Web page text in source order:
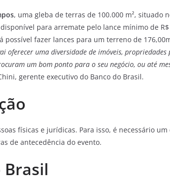
, uma gleba de terras de 100.000 m², situado
para arremate pelo lance mínimo de
possível fazer lances para um terreno de
oferecer uma diversidade de imóveis,
um bom ponto para o seu negócio, ou até
gerente executivo do Banco do Brasil.
físicas e jurídicas. Para isso, é necessário
de antecedência do evento.
Brasil